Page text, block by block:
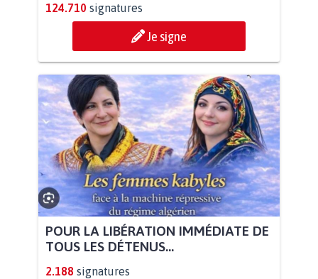
124.710 signatures
Je signe
POUR LA LIBÉRATION IMMÉDIATE DE
TOUS LES DÉTENUS...
2.188 signatures